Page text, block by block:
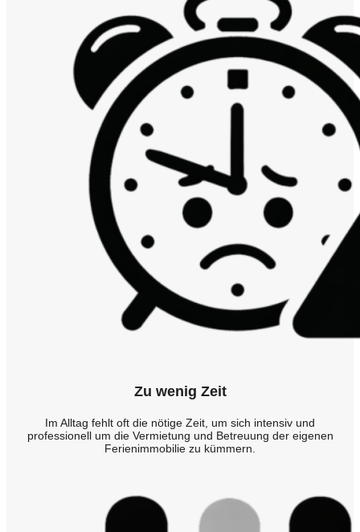
Zu wenig Zeit
Im Alltag fehlt oft die nötige Zeit, um sich intensiv und
professionell um die Vermietung und Betreuung der eigenen
Ferienimmobilie zu kümmern.